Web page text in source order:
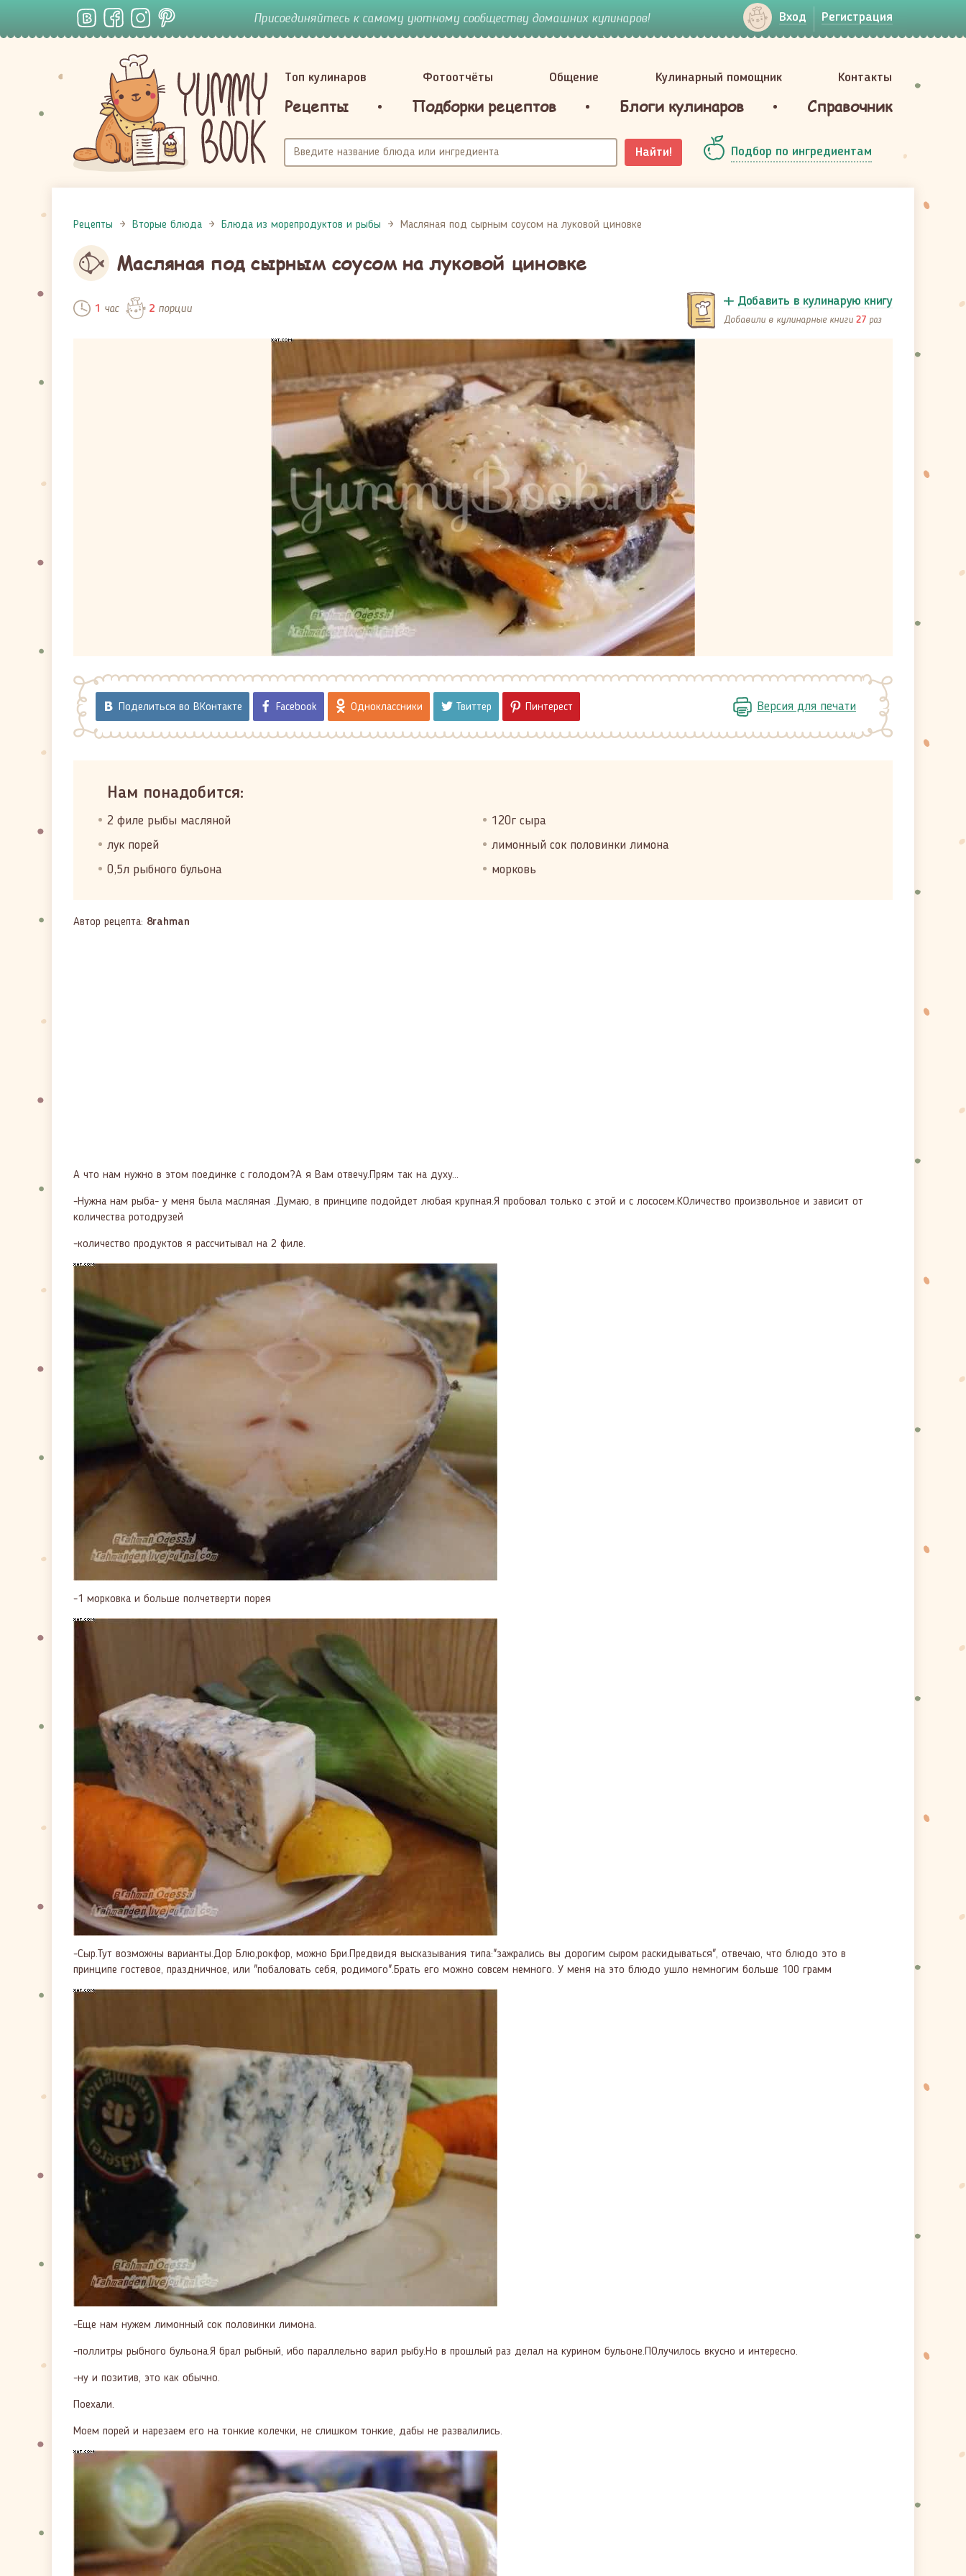
Присоединяйтесь к самому уютному сообществу домашних кулинаров! Вход Регистрация
Топ кулинаров Фотоотчёты Общение Кулинарный помощник Контакты
Рецепты Подборки рецептов Блоги кулинаров Справочник
Найти! Подбор по ингредиентам
Рецепты Вторые блюда Блюда из морепродуктов и рыбы Масляная под сырным соусом на луковой циновке
Масляная под сырным соусом на луковой циновке
1 час 2 порции Добавить в кулинарую книгу
Добавили в кулинарные книги 27 раз
Поделиться во ВКонтакте Facebook Одноклассники Твиттер Пинтерест Версия для печати
Нам понадобится:
2 филе рыбы масляной
120г сыра
лук порей
лимонный сок половинки лимона
0,5л рыбного бульона
морковь
Автор рецепта: 8rahman
А что нам нужно в этом поединке с голодом?А я Вам отвечу.Прям так на духу...
-Нужна нам рыба- у меня была масляная .Думаю, в принципе подойдет любая крупная.Я пробовал только с этой и с лососем.КОличество произвольное и зависит от
количества ротодрузей
-количество продуктов я рассчитывал на 2 филе.
-1 морковка и больше полчетверти порея
-Сыр.Тут возможны варианты.Дор Блю,рокфор, можно Бри.Предвидя высказывания типа:"зажрались вы дорогим сыром раскидываться", отвечаю, что блюдо это в
принципе гостевое, праздничное, или "побаловать себя, родимого".Брать его можно совсем немного. У меня на это блюдо ушло немногим больше 100 грамм
-Еще нам нужем лимонный сок половинки лимона.
-поллитры рыбного бульона.Я брал рыбный, ибо параллельно варил рыбу.Но в прошлый раз делал на курином бульоне.ПОлучилось вкусно и интересно.
-ну и позитив, это как обычно.
Поехали.
Моем порей и нарезаем его на тонкие колечки, не слишком тонкие, дабы не развалились.